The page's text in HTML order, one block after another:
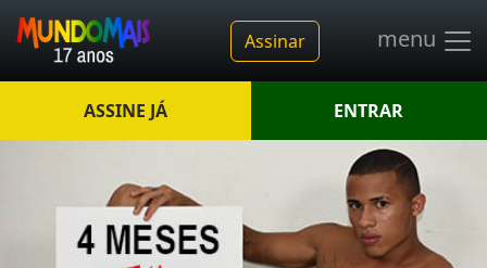
Assinar menu
ASSINE JÁ ENTRAR